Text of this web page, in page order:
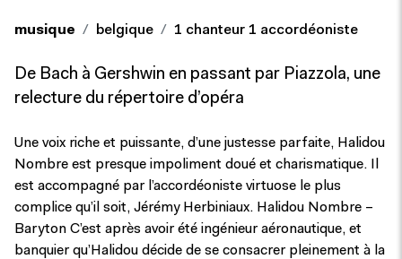
musique belgique 1 chanteur 1 accordéoniste
De Bach à Gershwin en passant par Piazzola, une
relecture du répertoire d’opéra
Une voix riche et puissante, d’une justesse parfaite, Halidou
Nombre est presque impoliment doué et charismatique. Il
est accompagné par l’accordéoniste virtuose le plus
complice qu’il soit, Jérémy Herbiniaux. Halidou Nombre –
Baryton C’est après avoir été ingénieur aéronautique, et
banquier qu’Halidou décide de se consacrer pleinement à la